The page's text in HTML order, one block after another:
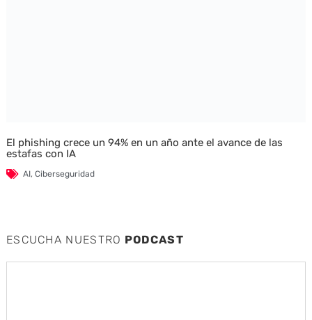
El phishing crece un 94% en un año ante el avance de las
estafas con IA
AI, Ciberseguridad
ESCUCHA NUESTRO PODCAST